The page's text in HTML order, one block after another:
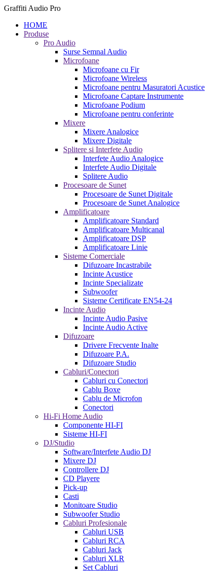
Graffiti Audio Pro
HOME
Produse
Pro Audio
Surse Semnal Audio
Microfoane
Microfoane cu Fir
Microfoane Wireless
Microfoane pentru Masuratori Acustice
Microfoane Captare Instrumente
Microfoane Podium
Microfoane pentru conferinte
Mixere
Mixere Analogice
Mixere Digitale
Splitere si Interfete Audio
Interfete Audio Analogice
Interfete Audio Digitale
Splitere Audio
Procesoare de Sunet
Procesoare de Sunet Digitale
Procesoare de Sunet Analogice
Amplificatoare
Amplificatoare Standard
Amplificatoare Multicanal
Amplificatoare DSP
Amplificatoare Linie
Sisteme Comerciale
Difuzoare Incastrabile
Incinte Acustice
Incinte Specializate
Subwoofer
Sisteme Certificate EN54-24
Incinte Audio
Incinte Audio Pasive
Incinte Audio Active
Difuzoare
Drivere Frecvente Inalte
Difuzoare P.A.
Difuzoare Studio
Cabluri/Conectori
Cabluri cu Conectori
Cablu Boxe
Cablu de Microfon
Conectori
Hi-Fi Home Audio
Componente HI-FI
Sisteme HI-FI
DJ/Studio
Software/Interfete Audio DJ
Mixere DJ
Controllere DJ
CD Playere
Pick-up
Casti
Monitoare Studio
Subwoofer Studio
Cabluri Profesionale
Cabluri USB
Cabluri RCA
Cabluri Jack
Cabluri XLR
Set Cabluri